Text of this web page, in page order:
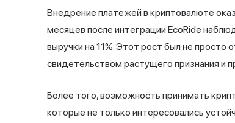
Внедрение платежей в криптовалюте
месяцев после интеграции EcoRide
выручки на 11%. Этот рост был не
свидетельством растущего признания и
Более того, возможность принимать
которые не только интересовались